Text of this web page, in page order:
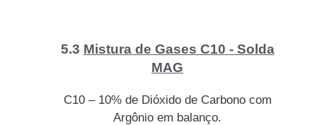
5.3 Mistura de Gases C10 - Solda
MAG
C10 – 10% de Dióxido de Carbono com
Argônio em balanço.